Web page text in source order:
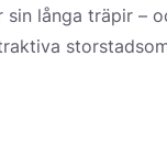
sin långa träpir –